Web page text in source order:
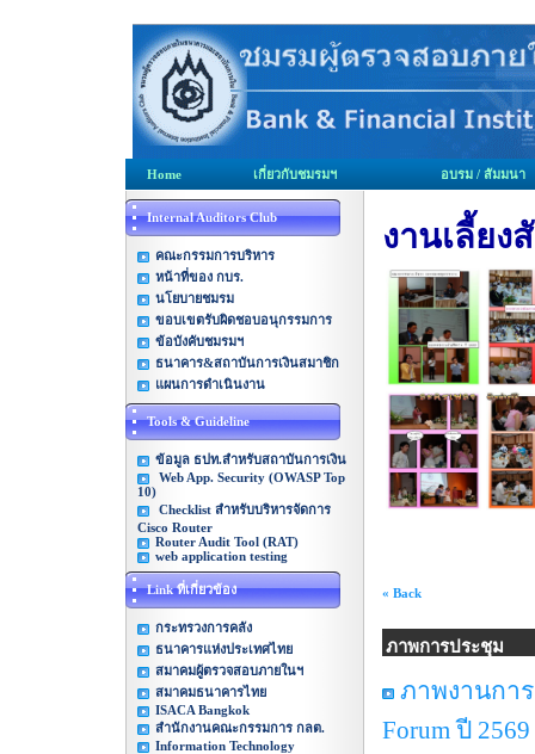
Home เกี่ยวกับชมรมฯ อบรม / สัมมนา
Internal Auditors Club
คณะกรรมการบริหาร
หน้าที่ของ กบร.
นโยบายชมรม
ขอบเขตรับผิดชอบอนุกรรมการ
ข้อบังคับชมรมฯ
ธนาคาร&สถาบันการเงินสมาชิก
แผนการดำเนินงาน
Tools & Guideline
ข้อมูล ธปท.สำหรับสถาบันการเงิน
Web App. Security (OWASP Top
10)
Checklist สำหรับบริหารจัดการ
Cisco Router
Router Audit Tool (RAT)
web application testing
Link ที่เกี่ยวข้อง
กระทรวงการคลัง
ธนาคารแห่งประเทศไทย
สมาคมผู้ตรวจสอบภายในฯ
สมาคมธนาคารไทย
ISACA Bangkok
สำนักงานคณะกรรมการ กลต.
Information Technology
งานเลี้ยง
« Back
ภาพการประชุม
ภาพงานกา
Forum ปี 2569